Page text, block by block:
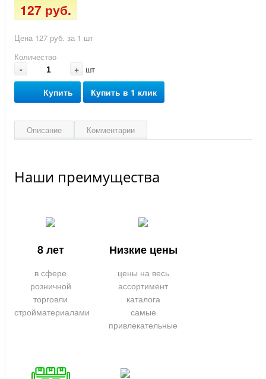
127 руб.
Цена 127 руб. за 1 шт
Количество
- + шт
Купить Купить в 1 клик
Описание Комментарии
Наши преимущества
8 лет
в сфере
розничной
торговли
стройматериалами
Низкие цены
цены на весь
ассортимент
каталога
самые
привлекательные